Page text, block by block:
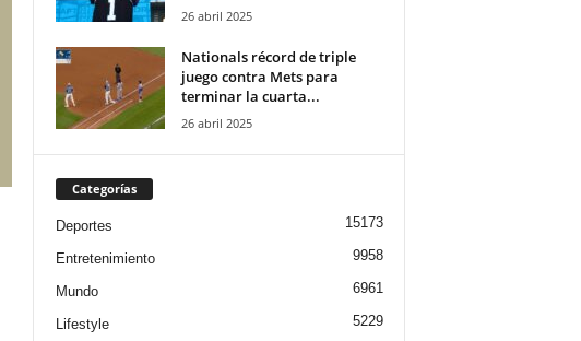
26 abril 2025
Nationals récord de triple
juego contra Mets para
terminar la cuarta...
26 abril 2025
Categorías
Deportes 15173
Entretenimiento 9958
Mundo 6961
Lifestyle 5229